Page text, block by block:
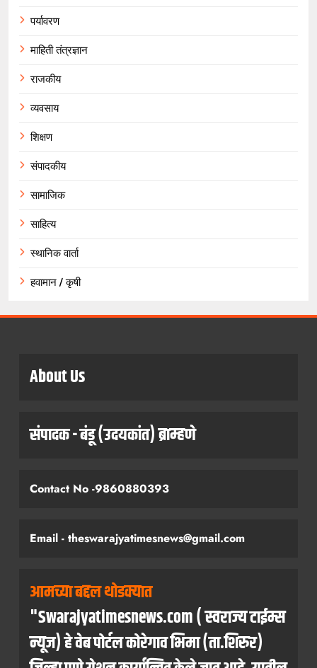
पर्यावरण
माहिती तंत्रज्ञान
राजकीय
व्यवसाय
शिक्षण
संपादकीय
सामाजिक
साहित्य
स्थानिक वार्ता
हवामान / कृषी
About Us
संपादक - बंडू (उदयकांत) ब्राम्हणे
Contact No -9860880393
Email - theswarajyatimesnews@gmail.com
आमच्या बद्दल थोडक्यात
"Swarajyatimesnews.com ( स्वराज्य टाईम्स
न्यूज) हे वेब पोर्टल कोरेगाव भिमा (ता.शिरुर)